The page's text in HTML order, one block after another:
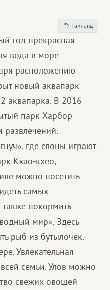
Таиланд
год прекрасная
вода в море
расположению
новый аквапарк
аквапарка. В 2016
парк Харбор
развлечений.
где слоны играют
Кхао-кхео,
можно посетить
самых
также покормить
мир». Здесь
рыб из бутылочек.
Увлекательная
семьи. Улов можно
свежих овощей